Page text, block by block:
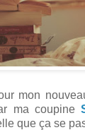
mon
ma coupine
que ça se